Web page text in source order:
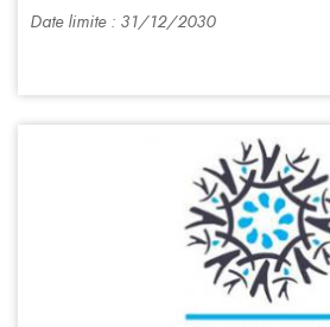
Date limite : 31/12/2030